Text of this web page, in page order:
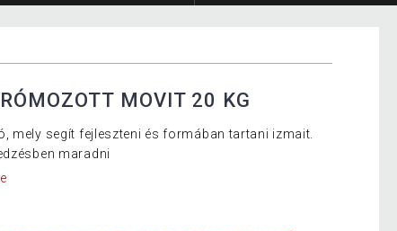
MOVIT 20 KG
mely segít fejleszteni és formában tartani izmait.
maradni